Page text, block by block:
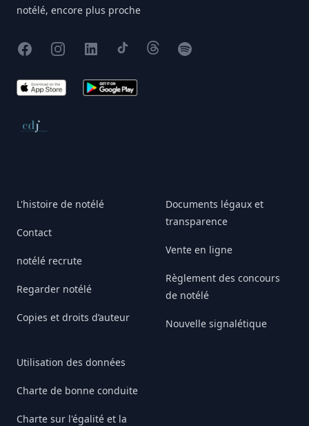
notélé, encore plus proche
FacebookInstagram
X TikTokThreadsSpotify
App Store Google Play
Conseil de déontologie journalistique
L'histoire de notélé
Contact
notélé recrute
Regarder notélé
Copies et droits d’auteur
Utilisation des données
Charte de bonne conduite
Charte sur l'égalité et la
Documents légaux et
transparence
Vente en ligne
Règlement des concours
de notélé
Nouvelle signalétique